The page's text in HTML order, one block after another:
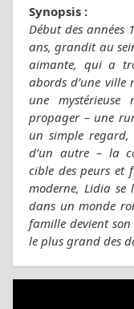
Synopsis :
Début des années
ans, grandit au
aimante, qui a
abords d’une ville
une mystérieuse
propager – une
un simple regard,
d’un autre – la
cible des peurs et
moderne, Lidia se
dans un monde
famille devient
le plus grand des